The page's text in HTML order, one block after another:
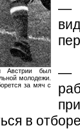
был
молодежи.
за мяч с
—
—
в